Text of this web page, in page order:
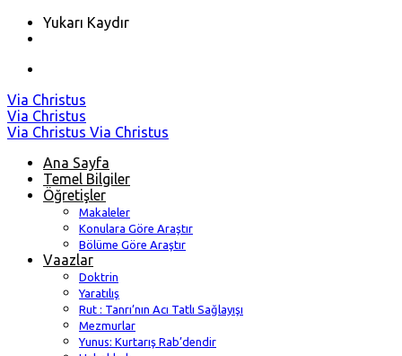
Yukarı Kaydır
Skip
to
content
Via Christus
Via Christus
Via Christus Via Christus
Ana Sayfa
Temel Bilgiler
Öğretişler
Makaleler
Konulara Göre Araştır
Bölüme Göre Araştır
Vaazlar
Doktrin
Yaratılış
Rut : Tanrı’nın Acı Tatlı Sağlayışı
Mezmurlar
Yunus: Kurtarış Rab’dendir